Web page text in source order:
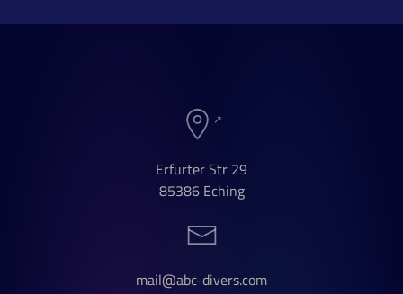
Erfurter Str 29
85386 Eching
mail@abc-divers.com